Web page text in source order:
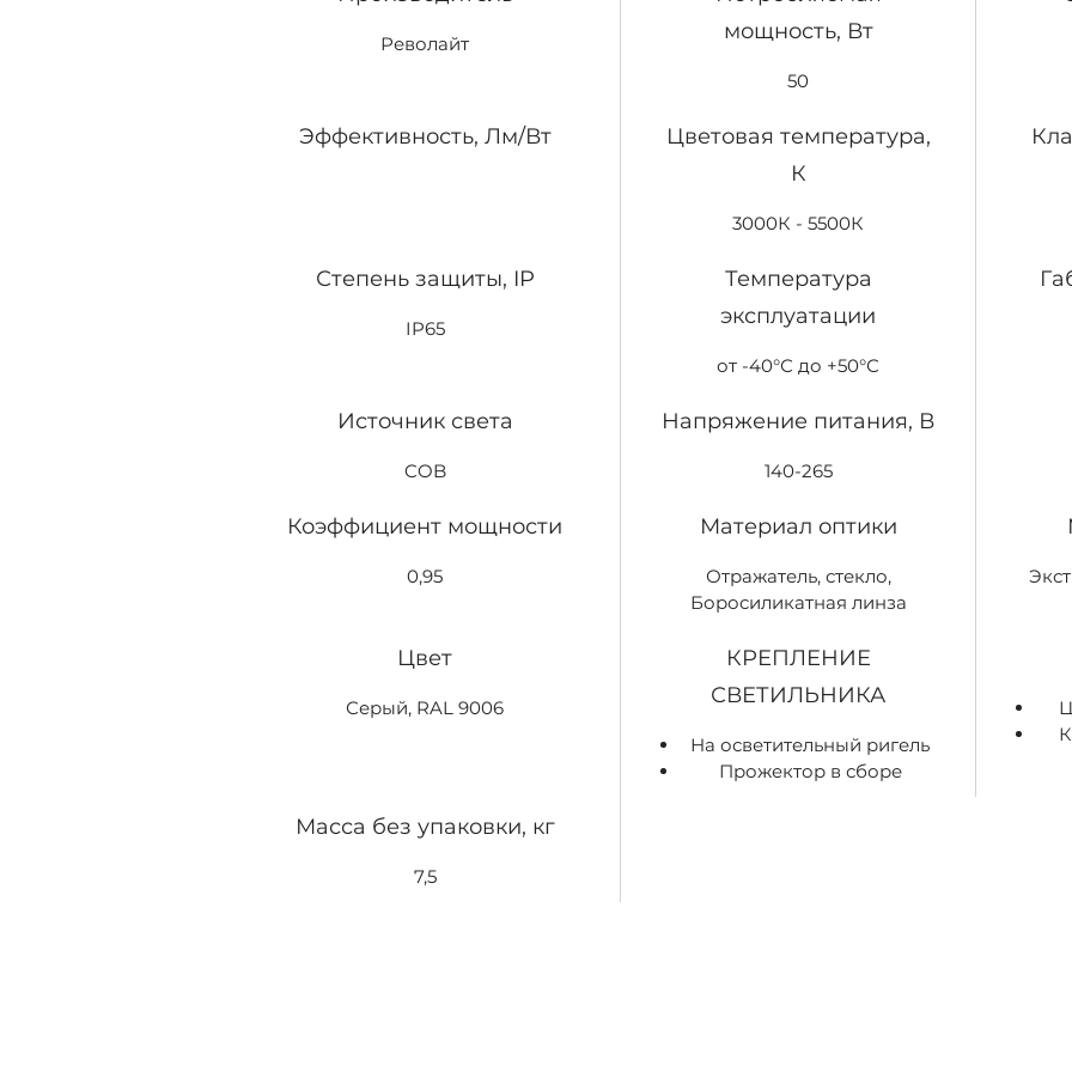
Револайт
мощность, Вт
50
Эффективность, Лм/Вт
Цветовая температура,
К
3000К - 5500К
Степень защиты, IP
IP65
Температура
эксплуатации
от -40°С до +50°С
Источник света
COB
Напряжение питания, В
140-265
Коэффициент мощности
0,95
Материал оптики
Отражатель, стекло,
Боросиликатная линза
Цвет
Серый, RAL 9006
КРЕПЛЕНИЕ
СВЕТИЛЬНИКА
На осветительный ригель
Прожектор в сборе
Масса без упаковки, кг
7,5